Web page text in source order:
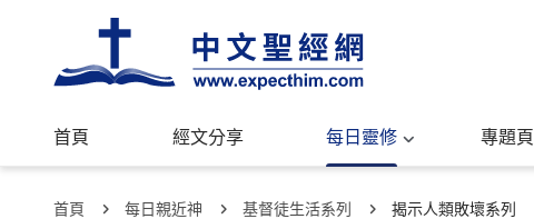
首頁 經文分享 每日靈修 專題頁
首頁 每日親近神 基督徒生活系列 揭示人類敗壞系列